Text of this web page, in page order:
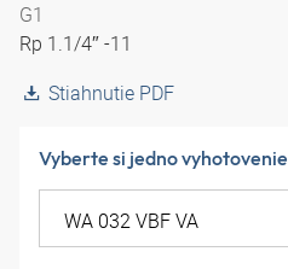
G1
Rp 1.1/4″ -11
Stiahnutie PDF
Vyberte si jedno vyhotovenie